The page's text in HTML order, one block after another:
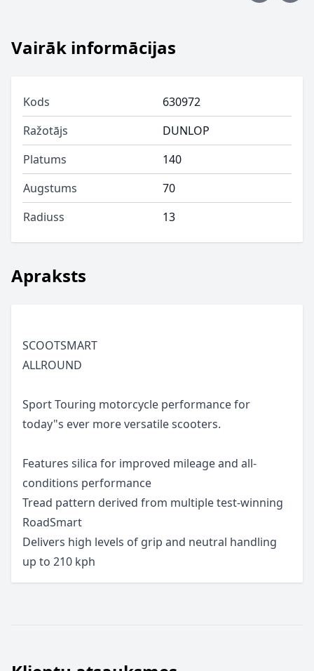
Apraksts
SCOOTSMART
ALLROUND
Sport Touring motorcycle performance for
today"s ever more versatile scooters.
Features silica for improved mileage and all-
conditions performance
Tread pattern derived from multiple test-winning
RoadSmart
Delivers high levels of grip and neutral handling
up to 210 kph
Vairāk informācijas
Kods
630972
Ražotājs
DUNLOP
Platums
140
Augstums
70
Radiuss
13